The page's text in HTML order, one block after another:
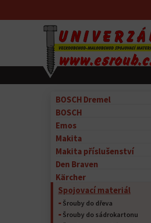
BOSCH Dremel
BOSCH
Emos
Makita
Makita příslušenství
Den Braven
Kärcher
Spojovací materiál
Šrouby do dřeva
Šrouby do sádrokartonu